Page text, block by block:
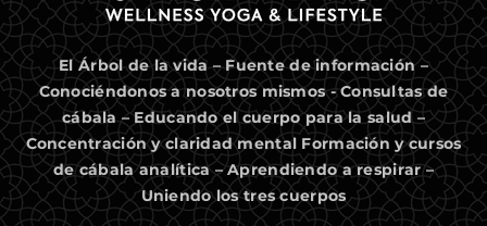
El Árbol de la vida – Fuente de información –
Conociéndonos a nosotros mismos - Consultas de
cábala – Educando el cuerpo para la salud –
Concentración y claridad mental Formación y cursos
de cábala analítica – Aprendiendo a respirar –
Uniendo los tres cuerpos